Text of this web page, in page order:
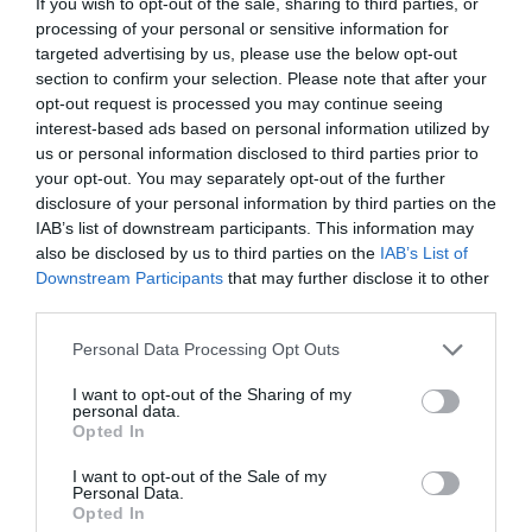
processing of your personal or sensitive information for
targeted advertising by us, please use the below opt-out
section to confirm your selection. Please note that after your
opt-out request is processed you may continue seeing
interest-based ads based on personal information utilized by
us or personal information disclosed to third parties prior to
your opt-out. You may separately opt-out of the further
disclosure of your personal information by third parties on the
IAB’s list of downstream participants. This information may
also be disclosed by us to third parties on the IAB’s List of
Downstream Participants that may further disclose it to other
Please note that this website/app uses one or more Google
not limited to your visit or usage behaviour. You may click to
grant or deny consent to Google and its third-party tags to
use your data for below specified purposes in below Google
consent section.
Personal Data Processing Opt Outs
I want to opt-out of the Sharing of my
personal data.
Opted In
I want to opt-out of the Sale of my
Personal Data.
Opted In
nőttek bennük. A hálózat azonban
teljesen kész van
- nyilatkozta a szakember.
A XX. század második felében 300-400 ezer hektárt tudtunk
öntözni Magyarországon. Jelenleg nagyjából 60-70 ezer hektárt.
Ráadásul évtizedek óta több víz hagyja el az országot, mint
amennyi befolyik.
Nem olyan rossz az európai összkép
Európa más, hagyományosan gabonatermesztő államaiban sem jó,
de valamivel jobb a termés helyzete. Ezen országok kieső
(Németország, Dánia, Svédország) elkezdett tengerit termelni a
közelmúltban. Náluk rekordtermés várható, így az Európai Unió